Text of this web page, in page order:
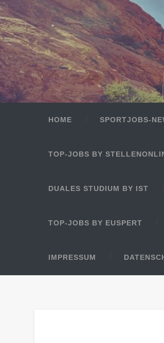
HOME SPORTJOBS-
TOP-JOBS BY
DUALES STUDIUM BY IST
TOP-JOBS BY EUSPERT
IMPRESSUM